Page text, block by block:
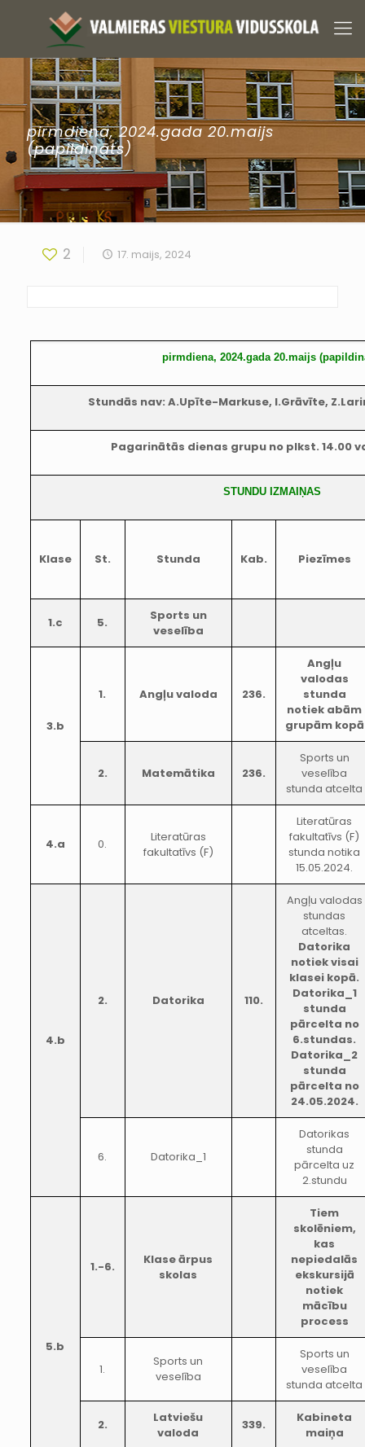
pirmdiena, 2024.gada 20.maijs
(papildināts)
2 17. maijs, 2024
pirmdiena, 2024.gada 20.maijs
Stundās nav: A.Upīte-Markuse, I.Grāvīte,
Pagarinātās dienas grupu no plkst. 14.00
STUNDU IZMAIŅAS
Klase St. Stunda Kab. Piezīmes
1.c 5.
Sports un
veselība
3.b
1. Angļu valoda 236.
Angļu
valodas
stunda
notiek abām
grupām kopā
2. Matemātika 236.
Sports un
veselība
stunda atcelta
4.a 0.
Literatūras
fakultatīvs (F)
Literatūras
fakultatīvs (F)
stunda notika
15.05.2024.
4.b
2. Datorika 110.
Angļu valodas
stundas
atceltas.
Datorika
notiek visai
klasei kopā.
Datorika_1
stunda
pārcelta no
6.stundas.
Datorika_2
stunda
pārcelta no
24.05.2024.
6. Datorika_1
Datorikas
stunda
pārcelta uz
2.stundu
5.b
1.-6.
Klase ārpus
skolas
Tiem
skolēniem,
kas
nepiedalās
ekskursijā
notiek
mācību
process
1.
Sports un
veselība
Sports un
veselība
stunda atcelta
2.
Latviešu
valoda
339.
Kabineta
maiņa